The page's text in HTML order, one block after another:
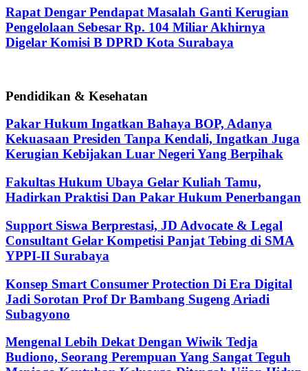
Rapat Dengar Pendapat Masalah Ganti Kerugian
Pengelolaan Sebesar Rp. 104 Miliar Akhirnya
Digelar Komisi B DPRD Kota Surabaya
Pendidikan & Kesehatan
Pakar Hukum Ingatkan Bahaya BOP, Adanya
Kekuasaan Presiden Tanpa Kendali, Ingatkan Juga
Kerugian Kebijakan Luar Negeri Yang Berpihak
Fakultas Hukum Ubaya Gelar Kuliah Tamu,
Hadirkan Praktisi Dan Pakar Hukum Penerbangan
Support Siswa Berprestasi, JD Advocate & Legal
Consultant Gelar Kompetisi Panjat Tebing di SMA
YPPI-II Surabaya
Konsep Smart Consumer Protection Di Era Digital
Jadi Sorotan Prof Dr Bambang Sugeng Ariadi
Subagyono
Mengenal Lebih Dekat Dengan Wiwik Tedja
Budiono, Seorang Perempuan Yang Sangat Teguh